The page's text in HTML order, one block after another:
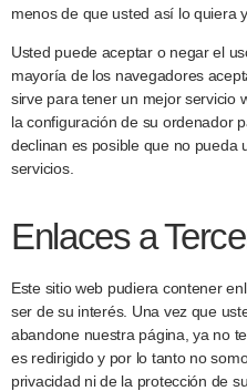
menos de que usted así lo quiera
Usted puede aceptar o negar el
mayoría de los navegadores
sirve para tener un mejor servicio
la configuración de su ordenador
declinan es posible que no pueda
servicios.
Enlaces a
Este sitio web pudiera contener
ser de su interés. Una vez que
abandone nuestra página, ya no
es redirigido y por lo tanto no
privacidad ni de la protección de